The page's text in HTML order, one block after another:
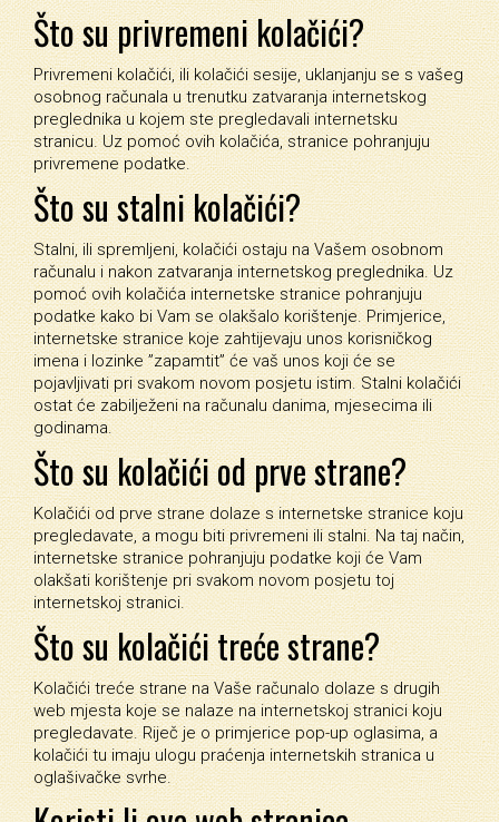
Što su privremeni kolačići?
Privremeni kolačići, ili kolačići sesije, uklanjanju se s vašeg
osobnog računala u trenutku zatvaranja internetskog
preglednika u kojem ste pregledavali internetsku
stranicu. Uz pomoć ovih kolačića, stranice pohranjuju
privremene podatke.
Što su stalni kolačići?
Stalni, ili spremljeni, kolačići ostaju na Vašem osobnom
računalu i nakon zatvaranja internetskog preglednika. Uz
pomoć ovih kolačića internetske stranice pohranjuju
podatke kako bi Vam se olakšalo korištenje. Primjerice,
internetske stranice koje zahtijevaju unos korisničkog
imena i lozinke ”zapamtit” će vaš unos koji će se
pojavljivati pri svakom novom posjetu istim. Stalni kolačići
ostat će zabilježeni na računalu danima, mjesecima ili
godinama.
Što su kolačići od prve strane?
Kolačići od prve strane dolaze s internetske stranice koju
pregledavate, a mogu biti privremeni ili stalni. Na taj način,
internetske stranice pohranjuju podatke koji će Vam
olakšati korištenje pri svakom novom posjetu toj
internetskoj stranici.
Što su kolačići treće strane?
Kolačići treće strane na Vaše računalo dolaze s drugih
web mjesta koje se nalaze na internetskoj stranici koju
pregledavate. Riječ je o primjerice pop-up oglasima, a
kolačići tu imaju ulogu praćenja internetskih stranica u
oglašivačke svrhe.